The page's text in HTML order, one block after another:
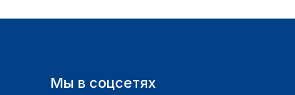
Мы в соцсетях